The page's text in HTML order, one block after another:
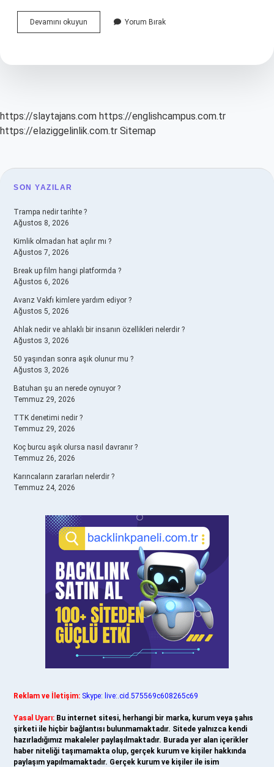
Devamını okuyun
Ayrı
Mi
Yorum Bırak
https://slaytajans.com https://englishcampus.com.tr
https://elaziggelinlik.com.tr Sitemap
SIDEBAR
SON YAZILAR
Trampa nedir tarihte ?
Ağustos 8, 2026
Kimlik olmadan hat açılır mı ?
Ağustos 7, 2026
Break up film hangi platformda ?
Ağustos 6, 2026
Avarız Vakfı kimlere yardım ediyor ?
Ağustos 5, 2026
Ahlak nedir ve ahlaklı bir insanın özellikleri nelerdir ?
Ağustos 3, 2026
50 yaşından sonra aşık olunur mu ?
Ağustos 3, 2026
Batuhan şu an nerede oynuyor ?
Temmuz 29, 2026
TTK denetimi nedir ?
Temmuz 29, 2026
Koç burcu aşık olursa nasıl davranır ?
Temmuz 26, 2026
Karıncaların zararları nelerdir ?
Temmuz 24, 2026
Reklam ve İletişim: Skype: live:.cid.575569c608265c69
Yasal Uyarı: Bu internet sitesi, herhangi bir marka, kurum veya şahıs
şirketi ile hiçbir bağlantısı bulunmamaktadır. Sitede yalnızca kendi
hazırladığımız makaleler paylaşılmaktadır. Burada yer alan içerikler
haber niteliği taşımamakta olup, gerçek kurum ve kişiler hakkında
paylaşım yapılmamaktadır. Gerçek kurum ve kişiler ile isim